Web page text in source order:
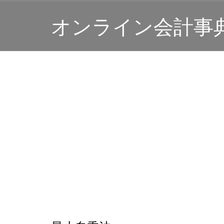
オンライン会計事